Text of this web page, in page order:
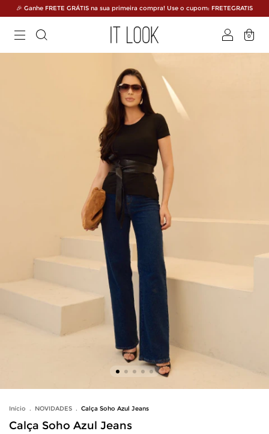
🎉 Ganhe FRETE GRÁTIS na sua primeira compra! Use o cupom: FRETEGRATIS
0
Início . NOVIDADES . Calça Soho Azul Jeans
Calça Soho Azul Jeans